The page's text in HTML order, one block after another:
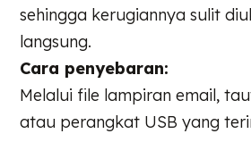
sehingga kerugiannya sulit
langsung.
Cara penyebaran:
Melalui file lampiran email,
atau perangkat USB yang